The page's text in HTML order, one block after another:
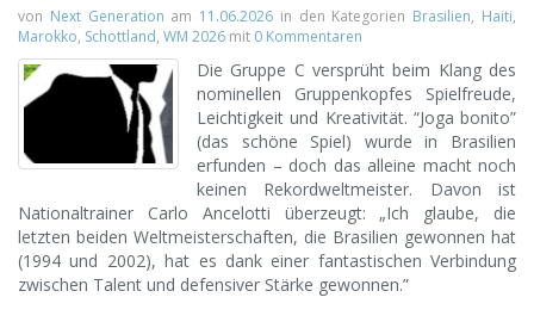
von Next Generation am 11.06.2026 in den Kategorien Brasilien, Haiti,
Marokko, Schottland, WM 2026 mit 0 Kommentaren
Die Gruppe C versprüht beim Klang des
nominellen Gruppenkopfes Spielfreude,
Leichtigkeit und Kreativität. “Joga bonito”
(das schöne Spiel) wurde in Brasilien
erfunden – doch das alleine macht noch
keinen Rekordweltmeister. Davon ist
Nationaltrainer Carlo Ancelotti überzeugt: „Ich glaube, die
letzten beiden Weltmeisterschaften, die Brasilien gewonnen hat
(1994 und 2002), hat es dank einer fantastischen Verbindung
zwischen Talent und defensiver Stärke gewonnen.”